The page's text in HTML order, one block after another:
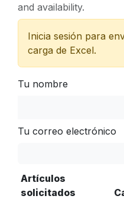
and availability.
Inicia sesión para
carga de Excel.
Tu nombre
Tu correo electrónico
Artículos
solicitados